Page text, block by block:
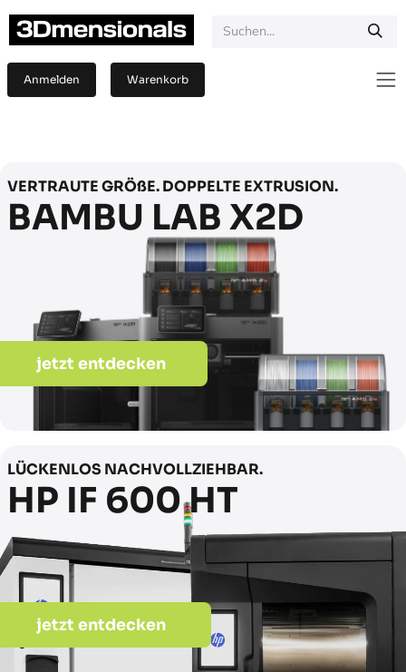
Anmelden Warenkorb
VERTRAUTE GRÖßE. DOPPELTE EXTRUSION.
BAMBU LAB X2D
jetzt entdecken
LÜCKENLOS NACHVOLLZIEHBAR.
HP IF 600 HT
jetzt entdecken